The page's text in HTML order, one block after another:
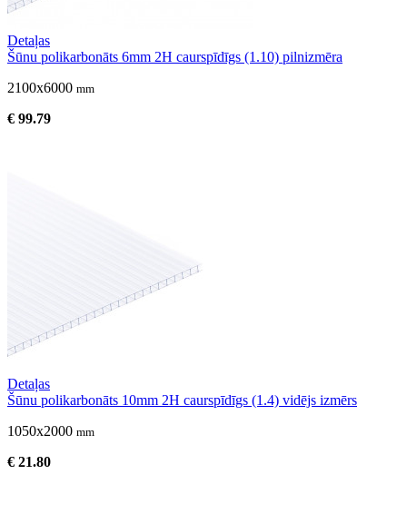
Detaļas
Šūnu polikarbonāts 6mm 2H caurspīdīgs (1.10) pilnizmēra
2100x6000 mm
€ 99.79
Detaļas
Šūnu polikarbonāts 10mm 2H caurspīdīgs (1.4) vidējs izmērs
1050x2000 mm
€ 21.80